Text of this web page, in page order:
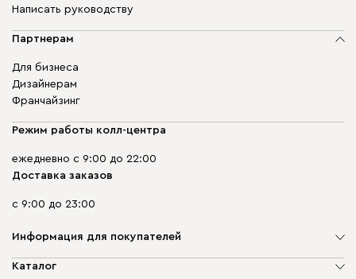
Написать руководству
Партнерам
Для бизнеса
Дизайнерам
Франчайзинг
Режим работы колл-центра
ежедневно с 9:00 до 22:00
Доставка заказов
с 9:00 до 23:00
Информация для покупателей
О компании
Каталог